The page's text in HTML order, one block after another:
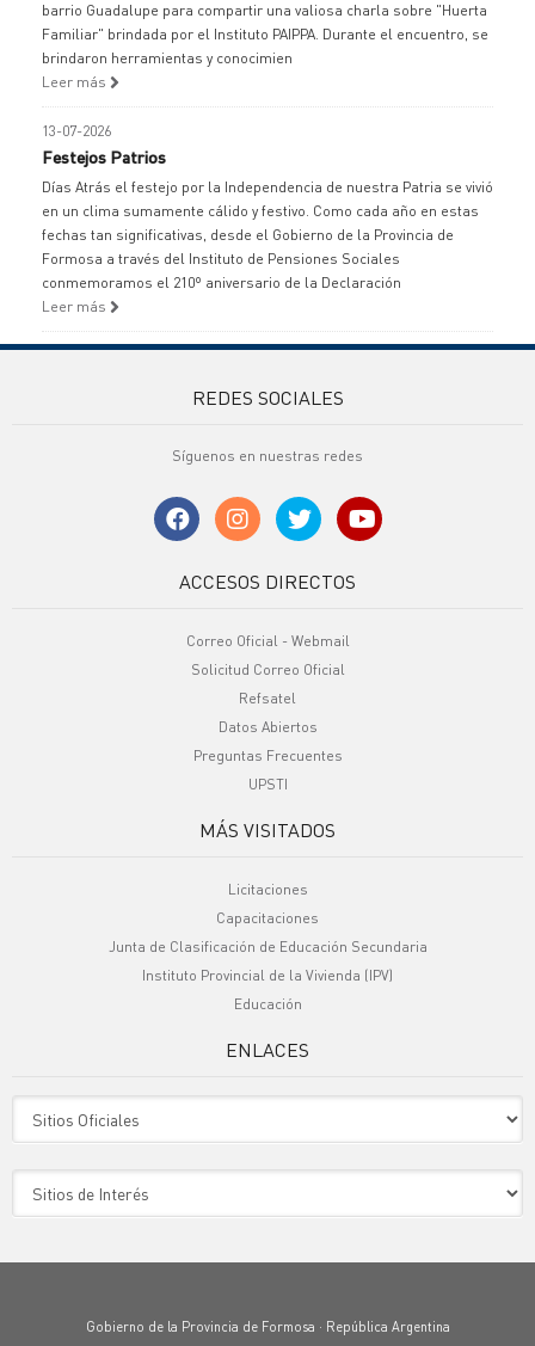
barrio Guadalupe para compartir una valiosa charla sobre "Huerta
Familiar" brindada por el Instituto PAIPPA. Durante el encuentro, se
brindaron herramientas y conocimien
Leer más
13-07-2026
Festejos Patrios
Días Atrás el festejo por la Independencia de nuestra Patria se vivió
en un clima sumamente cálido y festivo. Como cada año en estas
fechas tan significativas, desde el Gobierno de la Provincia de
Formosa a través del Instituto de Pensiones Sociales
conmemoramos el 210º aniversario de la Declaración
Leer más
REDES SOCIALES
Síguenos en nuestras redes
ACCESOS DIRECTOS
Correo Oficial - Webmail
Solicitud Correo Oficial
Refsatel
Datos Abiertos
Preguntas Frecuentes
UPSTI
MÁS VISITADOS
Licitaciones
Capacitaciones
Junta de Clasificación de Educación Secundaria
Instituto Provincial de la Vivienda (IPV)
Educación
ENLACES
Gobierno de la Provincia de Formosa · República Argentina